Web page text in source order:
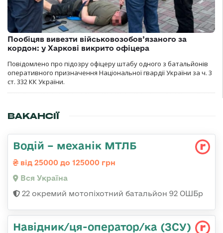
Пообіцяв вивезти військовозобов’язаного за
кордон: у Харкові викрито офіцера
Повідомлено про підозру офіцеру штабу одного з батальйонів
оперативного призначення Національної гвардії України за ч. 3
ст. 332 КК України.
ВАКАНСІЇ
Водій – механік МТЛБ
від 25000 до 125000 грн
Вся Україна
22 окремий мотопіхотний батальйон 92 ОШБр
Навідник/ця-оператор/ка (ЗСУ)